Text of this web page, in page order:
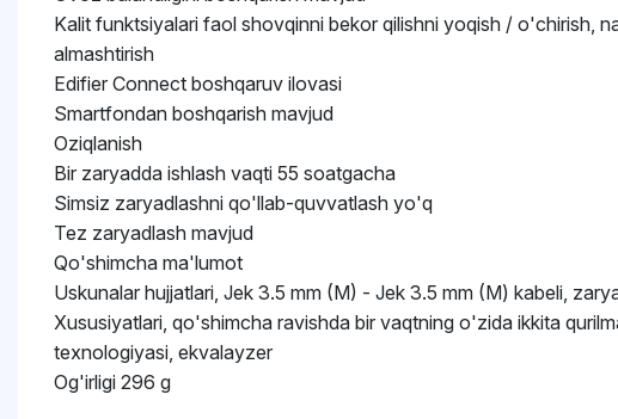
Kalit funktsiyalari faol shovqinni bekor qilishni yoqish / o'chirish,
almashtirish
Edifier Connect boshqaruv ilovasi
Smartfondan boshqarish mavjud
Oziqlanish
Bir zaryadda ishlash vaqti 55 soatgacha
Simsiz zaryadlashni qo'llab-quvvatlash yo'q
Tez zaryadlash mavjud
Qo'shimcha ma'lumot
Uskunalar hujjatlari, Jek 3.5 mm (M) - Jek 3.5 mm (M) kabeli,
Xususiyatlari, qo'shimcha ravishda bir vaqtning o'zida ikkita
texnologiyasi, ekvalayzer
Og'irligi 296 g